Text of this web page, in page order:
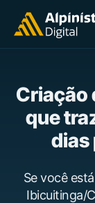
Criação
que
dias
Se você
Ibicuitinga/